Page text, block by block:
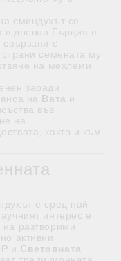
сминдухът се
в древна Гърция е
с
семената му
на мехлеми
заради
на Вата и
във
на
както и към
е сред най-
интерес е
разтворими
активни
и Световната